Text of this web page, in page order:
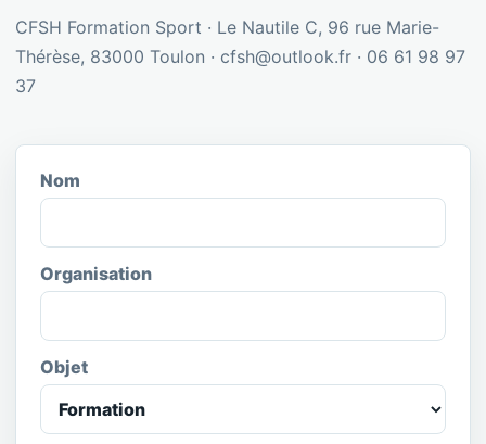
CFSH Formation Sport · Le Nautile C, 96 rue Marie-
Thérèse, 83000 Toulon · cfsh@outlook.fr · 06 61 98 97
37
Nom
Organisation
Objet